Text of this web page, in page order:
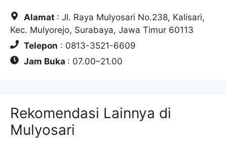
Alamat : Jl. Raya Mulyosari No.238, Kalisari,
Kec. Mulyorejo, Surabaya, Jawa Timur 60113
Telepon : 0813-3521-6609
Jam Buka : 07.00–21.00
Rekomendasi Lainnya di
Mulyosari